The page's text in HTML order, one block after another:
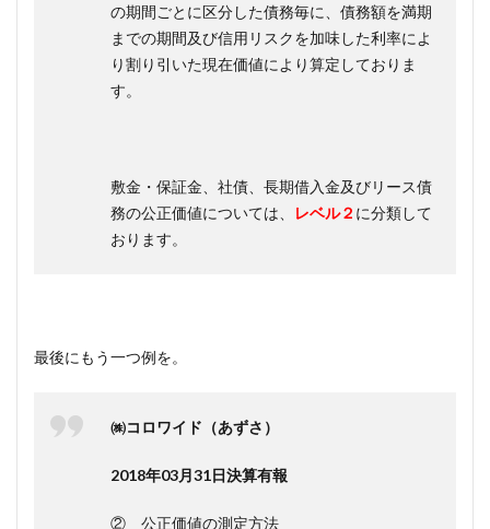
の期間ごとに区分した債務毎に、債務額を満期
までの期間及び信用リスクを加味した利率によ
り割り引いた現在価値により算定しておりま
す。
敷金・保証金、社債、長期借入金及びリース債
務の公正価値については、
レベル２ に分類して
おります。
最後にもう一つ例を。
㈱コロワイド（あずさ）
2018年03月31日決算有報
② 公正価値の測定方法